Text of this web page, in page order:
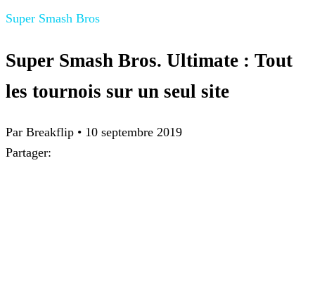
Super Smash Bros
Super Smash Bros. Ultimate : Tout
les tournois sur un seul site
Par Breakflip • 10 septembre 2019
Partager: